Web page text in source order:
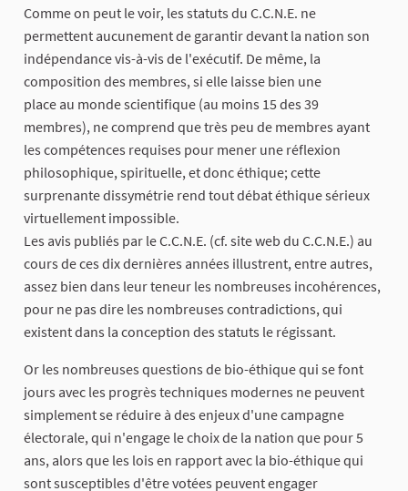
Comme on peut le voir, les statuts du C.C.N.E. ne
permettent aucunement de garantir devant la nation son
indépendance vis-à-vis de l'exécutif. De même, la
composition des membres, si elle laisse bien une
place au monde scientifique (au moins 15 des 39
membres), ne comprend que très peu de membres ayant
les compétences requises pour mener une réflexion
philosophique, spirituelle, et donc éthique; cette
surprenante dissymétrie rend tout débat éthique sérieux
virtuellement impossible.
Les avis publiés par le C.C.N.E. (cf. site web du C.C.N.E.) au
cours de ces dix dernières années illustrent, entre autres,
assez bien dans leur teneur les nombreuses incohérences,
pour ne pas dire les nombreuses contradictions, qui
existent dans la conception des statuts le régissant.
Or les nombreuses questions de bio-éthique qui se font
jours avec les progrès techniques modernes ne peuvent
simplement se réduire à des enjeux d'une campagne
électorale, qui n'engage le choix de la nation que pour 5
ans, alors que les lois en rapport avec la bio-éthique qui
sont susceptibles d'être votées peuvent engager